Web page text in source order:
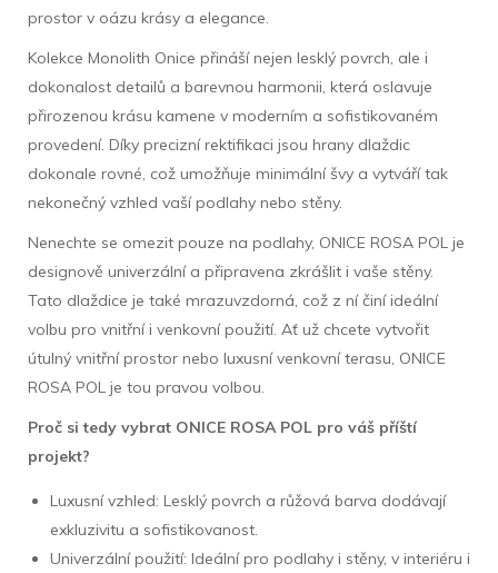
prostor v oázu krásy a elegance.
Kolekce Monolith Onice přináší nejen lesklý povrch, ale i
dokonalost detailů a barevnou harmonii, která oslavuje
přirozenou krásu kamene v moderním a sofistikovaném
provedení. Díky precizní rektifikaci jsou hrany dlaždic
dokonale rovné, což umožňuje minimální švy a vytváří tak
nekonečný vzhled vaší podlahy nebo stěny.
Nenechte se omezit pouze na podlahy, ONICE ROSA POL je
designově univerzální a připravena zkrášlit i vaše stěny.
Tato dlaždice je také mrazuvzdorná, což z ní činí ideální
volbu pro vnitřní i venkovní použití. Ať už chcete vytvořit
útulný vnitřní prostor nebo luxusní venkovní terasu, ONICE
ROSA POL je tou pravou volbou.
Proč si tedy vybrat ONICE ROSA POL pro váš příští
projekt?
Luxusní vzhled: Lesklý povrch a růžová barva dodávají
exkluzivitu a sofistikovanost.
Univerzální použití: Ideální pro podlahy i stěny, v interiéru i